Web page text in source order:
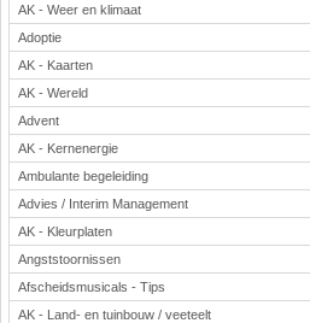
AK - Weer en klimaat
Adoptie
AK - Kaarten
AK - Wereld
Advent
AK - Kernenergie
Ambulante begeleiding
Advies / Interim Management
AK - Kleurplaten
Angststoornissen
Afscheidsmusicals - Tips
AK - Land- en tuinbouw / veeteelt